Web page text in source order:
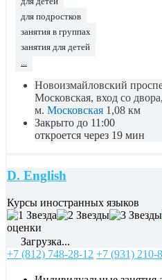
для подростков
занятия в группах
занятия для детей
Новоизмайловский
Московская, вход со
м. Московская 1,08 км
Закрыто до 11:00
откроется через 19 мин
D. English
Курсы иностранных языков
оценки
Загрузка...
+7 (812) 748-28-12 +7 (931) 210-